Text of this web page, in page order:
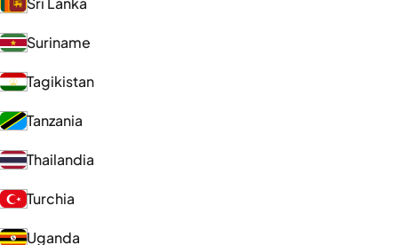
Suriname
Tagikistan
Tanzania
Thailandia
Turchia
Uganda